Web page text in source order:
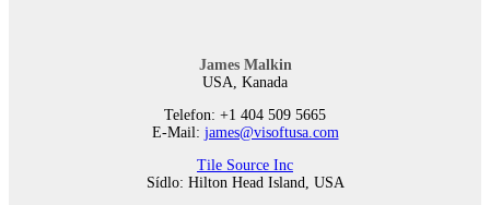
James Malkin
USA, Kanada
Telefon: +1 404 509 5665
E-Mail: james@visoftusa.com
Tile Source Inc
Sídlo: Hilton Head Island, USA